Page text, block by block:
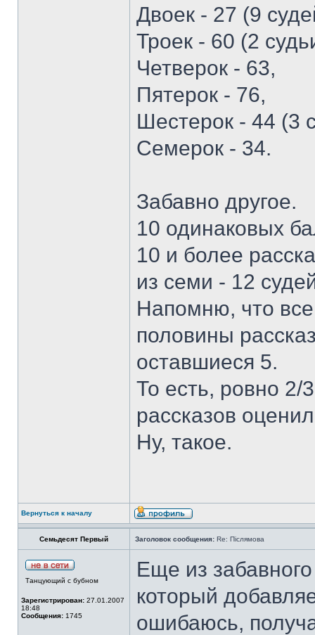
Двоек - 27 (9
Троек - 60 (2
Четверок - 63,
Пятерок - 76,
Шестерок - 44 (3
Семерок - 34.
Забавно другое.
10 одинаковых
10 и более
из семи - 12
Напомню, что
половины
оставшиеся 5.
То есть, ровно
рассказов
Ну, такое.
Вернуться к началу
Семьдесят Первый Заголовок сообщения: Re: Післямова
Танцующий с бубном
Зарегистрирован: 27.01.2007
18:48
Сообщения: 1745
Еще из
который
ошибаюсь,